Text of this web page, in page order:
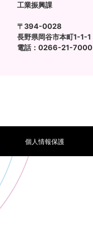
工業振興課
〒394-0028
長野県岡谷市本町1-1-1
電話：0266-21-7000
個人情報保護